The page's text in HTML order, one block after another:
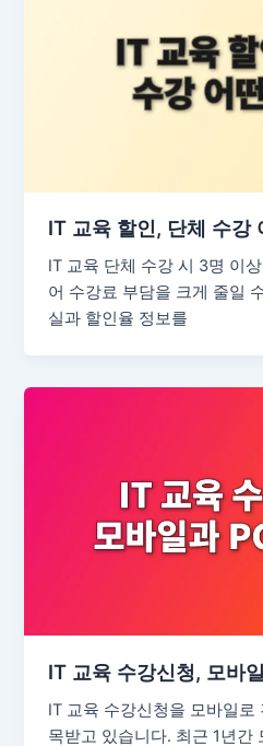
IT 교육 할인, 단체 수강
IT 교육 단체 수강 시 3명 이
어 수강료 부담을 크게 줄일
실과 할인율 정보를
IT 교육 수강신청, 모바
IT 교육 수강신청을 모바일로
목받고 있습니다. 최근 1년간